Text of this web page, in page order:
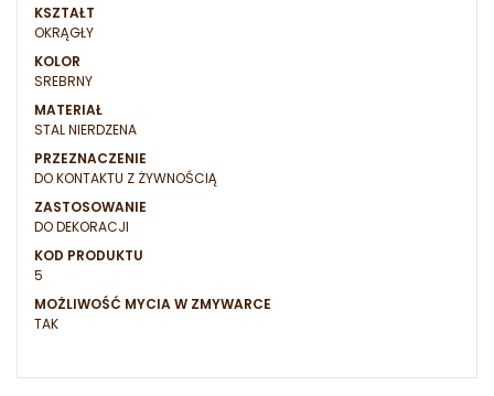
KSZTAŁT
OKRĄGŁY
KOLOR
SREBRNY
MATERIAŁ
STAL NIERDZENA
PRZEZNACZENIE
DO KONTAKTU Z ŻYWNOŚCIĄ
ZASTOSOWANIE
DO DEKORACJI
KOD PRODUKTU
5
MOŻLIWOŚĆ MYCIA W ZMYWARCE
TAK